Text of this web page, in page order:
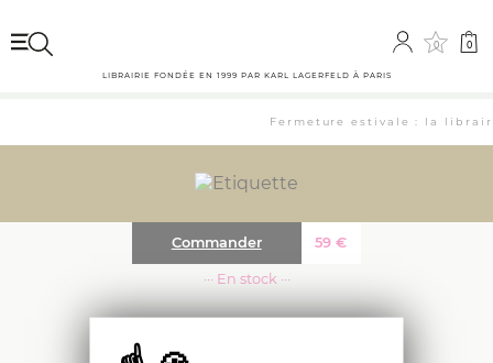
0 0
LIBRAIRIE FONDÉE EN 1999 PAR KARL LAGERFELD À PARIS
Fermeture estivale : la
59€
Commander
··· En stock ···